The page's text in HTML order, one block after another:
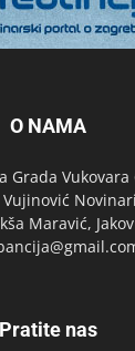
O NAMA
Grada Vukovara
Maravić,
Pratite nas